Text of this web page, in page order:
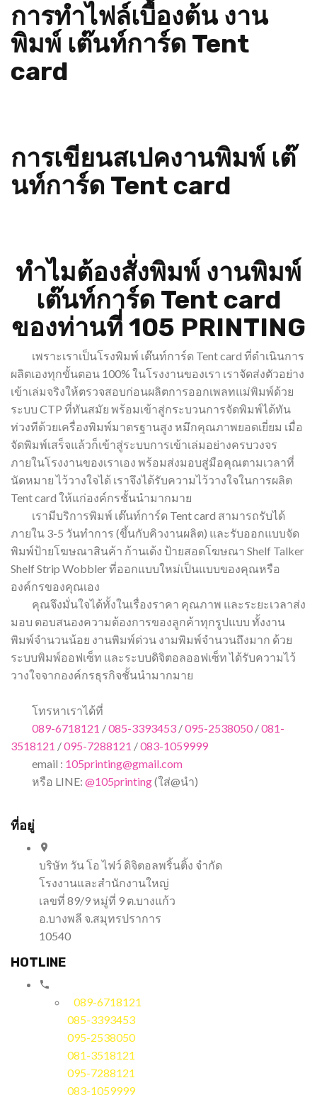
การทำไฟล์เบื้องต้น งาน
พิมพ์ เต๊นท์การ์ด Tent
card
การเขียนสเปคงานพิมพ์ เต๊
นท์การ์ด Tent card
ทำไมต้องสั่งพิมพ์ งานพิมพ์
เต๊นท์การ์ด Tent card
ของท่านที่ 105 PRINTING
เพราะเราเป็นโรงพิมพ์ เต๊นท์การ์ด Tent card ที่ดำเนินการ
ผลิตเองทุกขั้นตอน 100% ในโรงงานของเรา เราจัดส่งตัวอย่าง
เข้าเล่มจริงให้ตรวจสอบก่อนผลิตการออกเพลทแม่พิมพ์ด้วย
ระบบ CTP ที่ทันสมัย พร้อมเข้าสู่กระบวนการจัดพิมพ์ได้ทัน
ท่วงทีด้วยเครื่องพิมพ์มาตรฐานสูง หมึกคุณภาพยอดเยี่ยม เมื่อ
จัดพิมพ์เสร็จแล้วก็เข้าสู่ระบบการเข้าเล่มอย่างครบวงจร
ภายในโรงงานของเราเอง พร้อมส่งมอบสู่มือคุณตามเวลาที่
นัดหมาย ไว้วางใจได้ เราจึงได้รับความไว้วางใจในการผลิต
Tent card ให้แก่องค์กรชั้นนำมากมาย
เรามีบริการพิมพ์ เต๊นท์การ์ด Tent card สามารถรับได้
ภายใน 3-5 วันทำการ (ขึ้นกับคิวงานผลิต) และรับออกแบบจัด
พิมพ์ป้ายโฆษณาสินค้า ก้านเด้ง ป้ายสอดโฆษณา Shelf Talker
Shelf Strip Wobbler ที่ออกแบบใหม่เป็นแบบของคุณหรือ
องค์กรของคุณเอง
คุณจึงมั่นใจได้ทั้งในเรื่องราคา คุณภาพ และระยะเวลาส่ง
มอบ ตอบสนองความต้องการของลูกค้าทุกรูปแบบ ทั้งงาน
พิมพ์จำนวนน้อย งานพิมพ์ด่วน งามพิมพ์จำนวนถึงมาก ด้วย
ระบบพิมพ์ออฟเซ็ท และระบบดิจิตอลออฟเซ็ท ได้รับความไว้
วางใจจากองค์กรธุรกิจชั้นนำมากมาย
โทรหาเราได้ที่
089-6718121 /085-3393453 /095-2538050 /081-
3518121 /095-7288121 /083-1059999
email : 105printing@gmail.com
หรือ LINE: @105printing(ใส่@นำ)
ที่อยู่
บริษัท วัน โอ ไฟว์ ดิจิตอลพริ้นติ้ง จำกัด
โรงงานและสำนักงานใหญ่
เลขที่ 89/9 หมู่ที่ 9 ต.บางแก้ว
อ.บางพลี จ.สมุทรปราการ
10540
HOTLINE
089-6718121
085-3393453
095-2538050
081-3518121
095-7288121
083-1059999